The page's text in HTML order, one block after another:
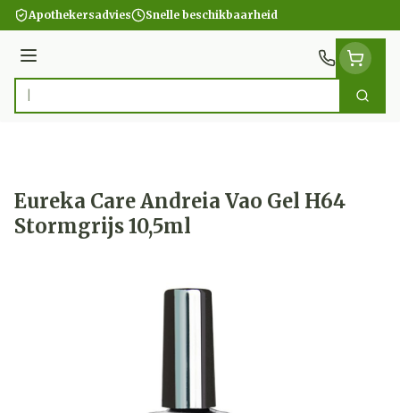
Ga naar de inhoud
Apothekersadvies Snelle beschikbaarheid
Menu
Product, merk, categorie... Zoek
Eureka Care Andreia Vao Gel H64
Stormgrijs 10,5ml